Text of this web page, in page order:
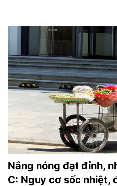
Nắng nóng đạt đỉnh,
C: Nguy cơ sốc nhiệt,